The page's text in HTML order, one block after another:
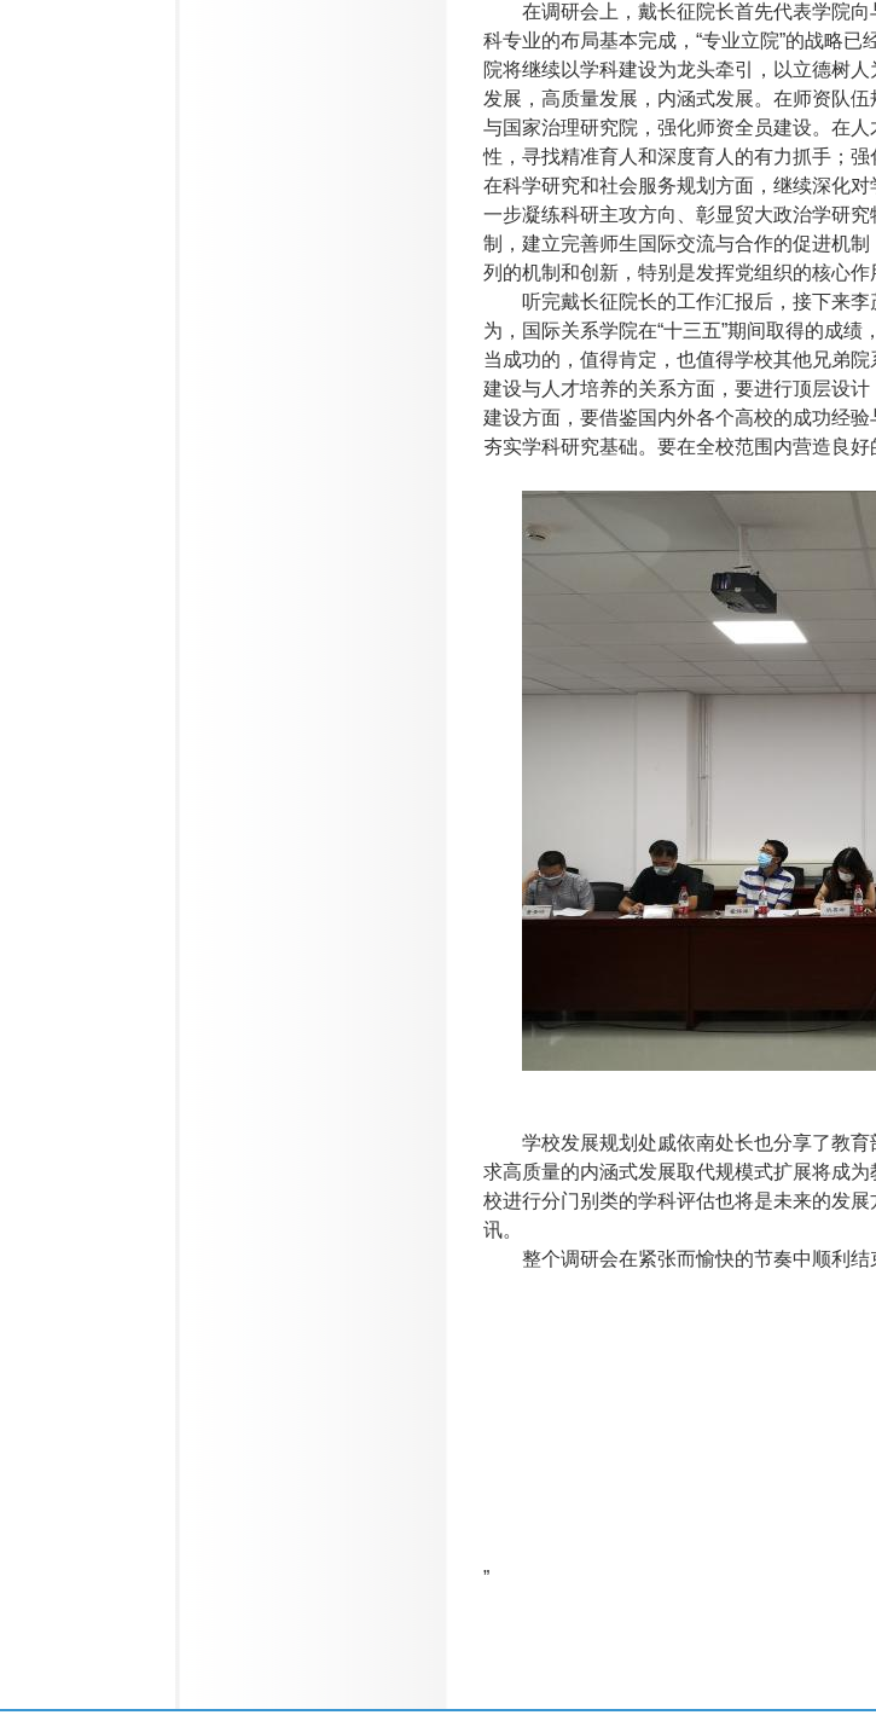
在调研会上，戴长征院长首先代表学院
科专业的布局基本完成，“专业立院”的战略
院将继续以学科建设为龙头牵引，以立德树人
发展，高质量发展，内涵式发展。在师资队
与国家治理研究院，强化师资全员建设。在
性，寻找精准育人和深度育人的有力抓手；
在科学研究和社会服务规划方面，继续深化
一步凝练科研主攻方向、彰显贸大政治学研
制，建立完善师生国际交流与合作的促进机
列的机制和创新，特别是发挥党组织的核心作
听完戴长征院长的工作汇报后，接下来
为，国际关系学院在“十三五”期间取得的成
当成功的，值得肯定，也值得学校其他兄弟
建设与人才培养的关系方面，要进行顶层设
建设方面，要借鉴国内外各个高校的成功经
夯实学科研究基础。要在全校范围内营造良
学校发展规划处戚依南处长也分享了教
求高质量的内涵式发展取代规模式扩展将成
校进行分门别类的学科评估也将是未来的发
讯。
整个调研会在紧张而愉快的节奏中顺利结
”